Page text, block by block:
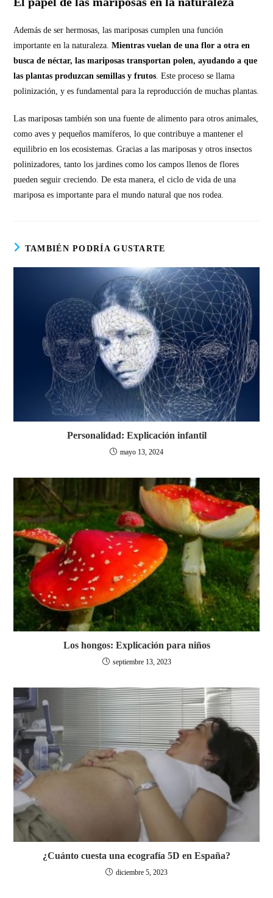
Además de ser hermosas, las mariposas cumplen una función
importante en la naturaleza.Mientras vuelan de una flor a otra en
busca de néctar, las mariposas transportan polen, ayudando a que
las plantas produzcan semillas y frutos . Este proceso se llama
polinización, y es fundamental para la reproducción de muchas plantas.
Las mariposas también son una fuente de alimento para otros animales,
como aves y pequeños mamíferos, lo que contribuye a mantener el
equilibrio en los ecosistemas. Gracias a las mariposas y otros insectos
polinizadores, tanto los jardines como los campos llenos de flores
pueden seguir creciendo. De esta manera, el ciclo de vida de una
mariposa es importante para el mundo natural que nos rodea.
TAMBIÉN PODRÍA GUSTARTE
Personalidad: Explicación infantil
mayo 13, 2024
Los hongos: Explicación para niños
septiembre 13, 2023
¿Cuánto cuesta una ecografía 5D en España?
diciembre 5, 2023